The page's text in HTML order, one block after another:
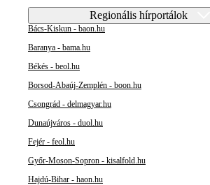
Regionális hírportálok
Bács-Kiskun - baon.hu
Baranya - bama.hu
Békés - beol.hu
Borsod-Abaúj-Zemplén - boon.hu
Csongrád - delmagyar.hu
Dunaújváros - duol.hu
Fejér - feol.hu
Győr-Moson-Sopron - kisalfold.hu
Hajdú-Bihar - haon.hu